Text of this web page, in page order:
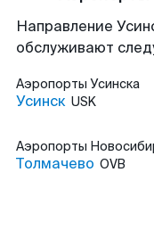
Направление
обслуживают
Аэропорты Усинска
Усинск USK
Аэропорты
Толмачево OVB